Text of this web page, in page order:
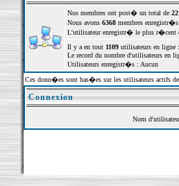
Nos membres ont post� un total de
Nous avons 6368membres enregistr�s
L'utilisateur enregistr� le plus r�cent
Il y a en tout 1109utilisateurs en
Le record du nombre d'utilisateurs en
Utilisateurs enregistr�s : Aucun
Ces donn�es sont bas�es sur les utilisateurs actifs
Connexion
Nom